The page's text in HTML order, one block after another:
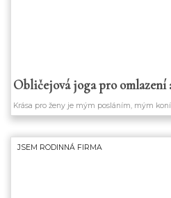
Obličejová joga pro omlazení
Krása pro ženy je mým posláním, mým
JSEM RODINNÁ FIRMA